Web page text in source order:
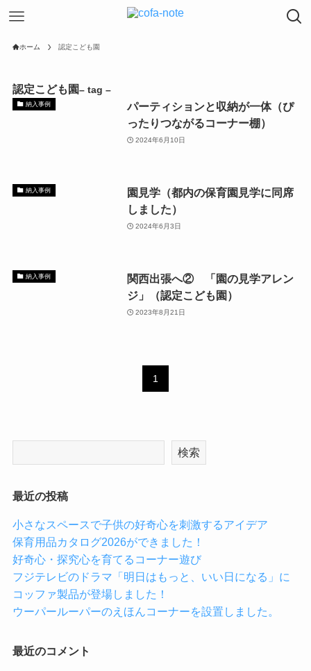
ホーム 認定こども園
認定こども園– tag –
納入事例
パーティションと収納が一体（ぴ
ったりつながるコーナー棚）
2024年6月10日
納入事例
園見学（都内の保育園見学に同席
しました）
2024年6月3日
納入事例
関西出張へ② 「園の見学アレン
ジ」（認定こども園）
2023年8月21日
1
検索
最近の投稿
小さなスペースで子供の好奇心を刺激するアイデア
保育用品カタログ2026ができました！
好奇心・探究心を育てるコーナー遊び
フジテレビのドラマ「明日はもっと、いい日になる」に
コッファ製品が登場しました！
ウーパールーパーのえほんコーナーを設置しました。
最近のコメント